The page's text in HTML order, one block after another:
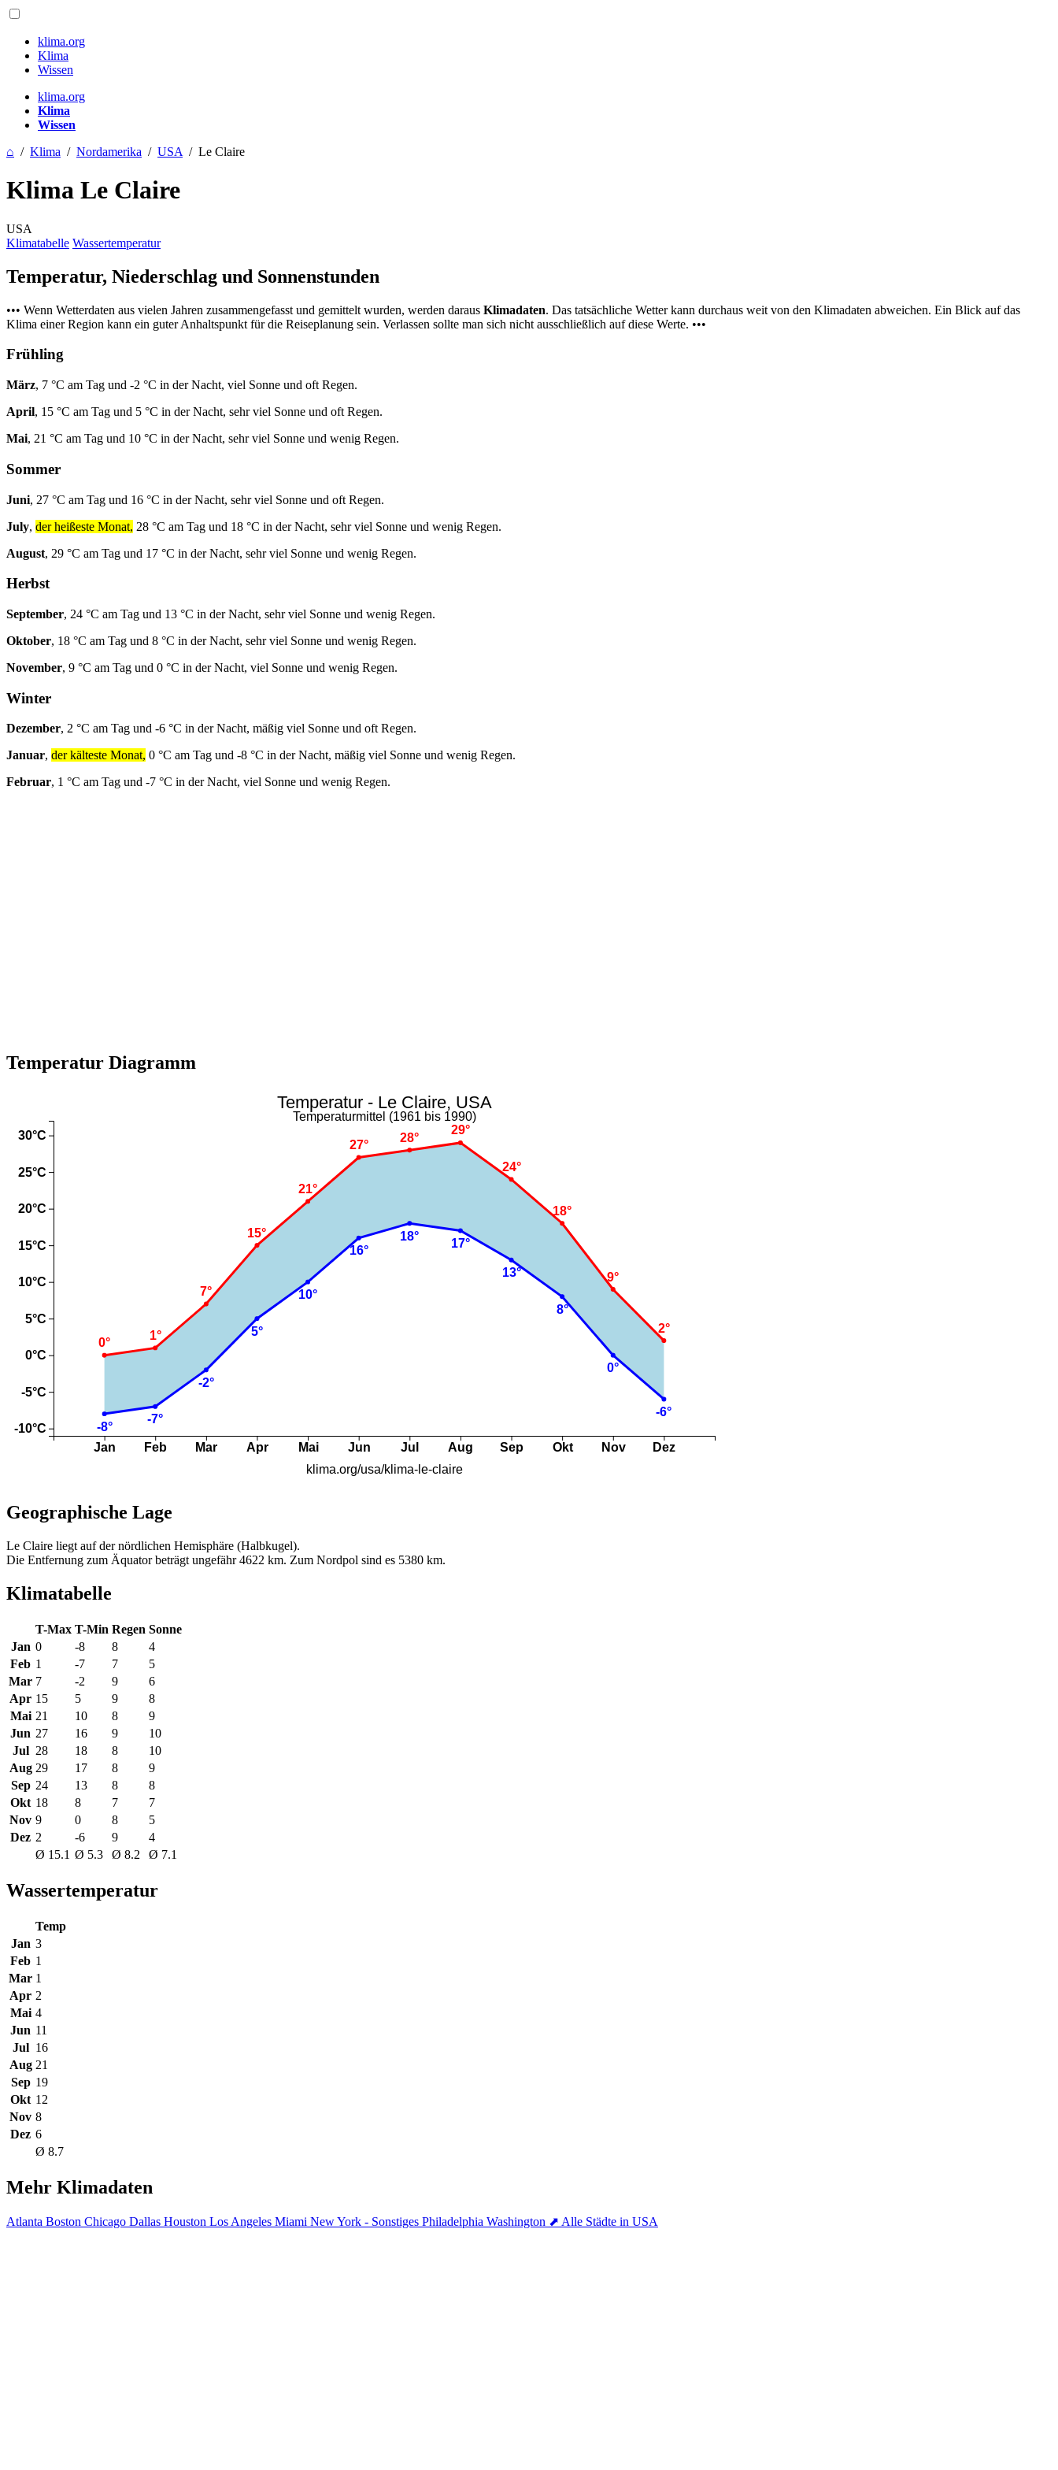
klima.org
Klima
Wissen
klima.org
Klima
Wissen
⌂ / Klima / Nordamerika / USA / Le Claire
Klima Le Claire
USA
Klimatabelle Wassertemperatur
Temperatur, Niederschlag und Sonnenstunden
••• Wenn Wetterdaten aus vielen Jahren zusammengefasst und gemittelt wurden, werden daraus Klimadaten. Das tatsächliche Wetter kann durchaus weit von den Klimadaten abweichen. Ein Blick auf das
Klima einer Region kann ein guter Anhaltspunkt für die Reiseplanung sein. Verlassen sollte man sich nicht ausschließlich auf diese Werte. •••
Frühling
März, 7 °C am Tag und -2 °C in der Nacht, viel Sonne und oft Regen.
April, 15 °C am Tag und 5 °C in der Nacht, sehr viel Sonne und oft Regen.
Mai, 21 °C am Tag und 10 °C in der Nacht, sehr viel Sonne und wenig Regen.
Sommer
Juni, 27 °C am Tag und 16 °C in der Nacht, sehr viel Sonne und oft Regen.
July, der heißeste Monat, 28 °C am Tag und 18 °C in der Nacht, sehr viel Sonne und wenig Regen.
August, 29 °C am Tag und 17 °C in der Nacht, sehr viel Sonne und wenig Regen.
Herbst
September, 24 °C am Tag und 13 °C in der Nacht, sehr viel Sonne und wenig Regen.
Oktober, 18 °C am Tag und 8 °C in der Nacht, sehr viel Sonne und wenig Regen.
November, 9 °C am Tag und 0 °C in der Nacht, viel Sonne und wenig Regen.
Winter
Dezember, 2 °C am Tag und -6 °C in der Nacht, mäßig viel Sonne und oft Regen.
Januar, der kälteste Monat, 0 °C am Tag und -8 °C in der Nacht, mäßig viel Sonne und wenig Regen.
Februar, 1 °C am Tag und -7 °C in der Nacht, viel Sonne und wenig Regen.
Temperatur Diagramm
Geographische Lage
Le Claire liegt auf der nördlichen Hemisphäre (Halbkugel).
Die Entfernung zum Äquator beträgt ungefähr 4622 km. Zum Nordpol sind es 5380 km.
Klimatabelle
T-Max T-Min Regen Sonne
Jan 0 -8 8
4
Feb 1 -7 7
5
Mar 7 -2 9
6
Apr 15 5 9
8
Mai 21 10 8
9
Jun 27 16 9
10
Jul 28 18 8
10
Aug 29 17 8
9
Sep 24 13 8
8
Okt 18 8 7
7
Nov 9 0 8
5
Dez 2 -6 9
4
Ø 15.1 Ø 5.3 Ø 8.2 Ø 7.1
Wassertemperatur
Temp
Jan 3
Feb 1
Mar 1
Apr 2
Mai 4
Jun 11
Jul 16
Aug 21
Sep 19
Okt 12
Nov 8
Dez 6
Ø 8.7
Mehr Klimadaten
Atlanta Boston Chicago Dallas Houston Los Angeles Miami New York - Sonstiges Philadelphia Washington ⬈ Alle Städte in USA